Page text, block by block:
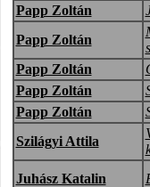
Papp Zoltán
Papp Zoltán
Papp Zoltán
Papp Zoltán
Papp Zoltán
Szilágyi Attila
Juhász Katalin